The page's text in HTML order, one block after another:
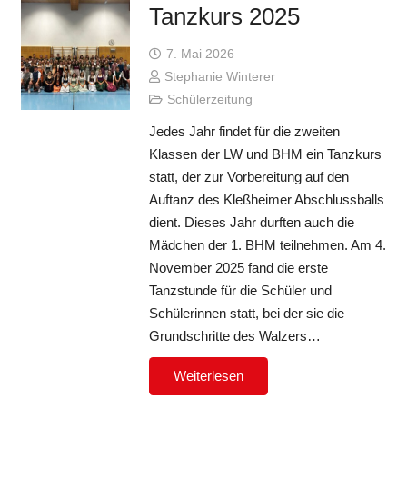
Tanzkurs 2025
7. Mai 2026
Stephanie Winterer
Schülerzeitung
Jedes Jahr findet für die zweiten
Klassen der LW und BHM ein Tanzkurs
statt, der zur Vorbereitung auf den
Auftanz des Kleßheimer Abschlussballs
dient. Dieses Jahr durften auch die
Mädchen der 1. BHM teilnehmen. Am 4.
November 2025 fand die erste
Tanzstunde für die Schüler und
Schülerinnen statt, bei der sie die
Grundschritte des Walzers…
Weiterlesen